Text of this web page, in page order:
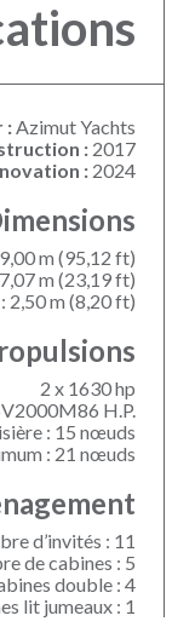
:Azimut Yachts
: 2017
: 2024
m (95,12 ft)
m (23,19 ft)
2,50 m (8,20 ft)
2 x 1630 hp
H.P.
: 15 nœuds
: 21 nœuds
d’invités : 11
de cabines : 5
double : 4
lit jumeaux : 1